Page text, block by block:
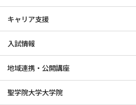
キャリア支援
入試情報
地域連携・公開講座
聖学院大学大学院